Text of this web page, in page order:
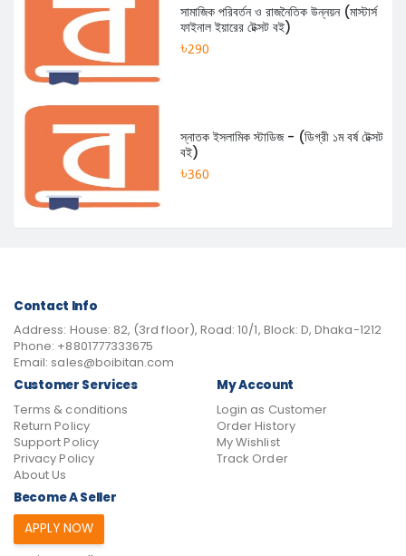
সামাজিক পরিবর্তন ও রাজনৈতিক উন্নয়ন (মাস্টার্স
ফাইনাল ইয়ারের টেক্সট বই)
৳290
স্নাতক ইসলামিক স্টাডিজ - (ডিগ্রী ১ম বর্ষ টেক্সট
বই)
৳360
Contact Info
Address: House: 82, (3rd floor), Road: 10/1, Block: D, Dhaka-1212
Phone: +8801777333675
Email: sales@boibitan.com
Customer Services
Terms & conditions
Return Policy
Support Policy
Privacy Policy
About Us
My Account
Login as Customer
Order History
My Wishlist
Track Order
Become A Seller
APPLY NOW